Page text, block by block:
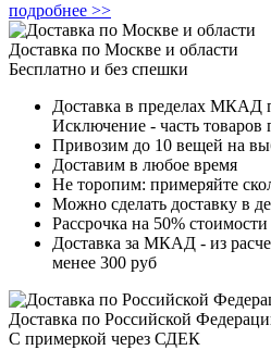
подробнее >>
Доставка по Москве и области
Бесплатно и без спешки
Доставка в пределах МКАД
Исключение - часть товаров
Привозим до 10 вещей на
Доставим в любое время
Не торопим: примеряйте
Можно сделать доставку в
Рассрочка на 50%
Доставка за МКАД - из
менее 300 руб
Доставка по Российской
С примеркой через СДЕК